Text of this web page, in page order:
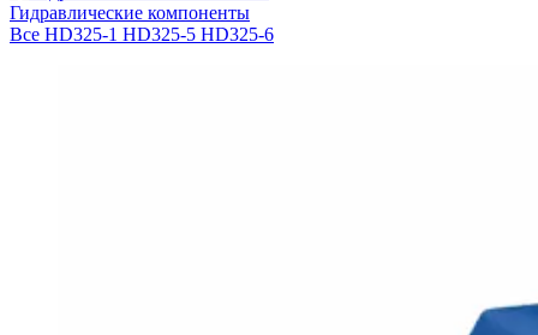
Гидравлические компоненты
Все HD325-1 HD325-5 HD325-6